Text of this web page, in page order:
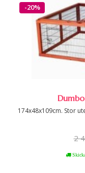
-20%
174x48x109cm. Stor
2